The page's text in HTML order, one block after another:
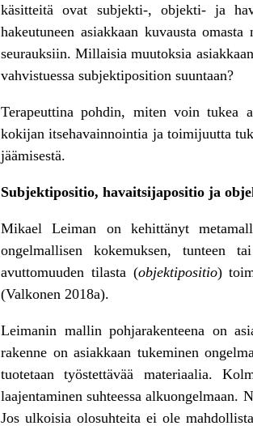
käsitteitä ovat subjekti-, objekti- ja
hakeutuneen asiakkaan kuvausta
seurauksiin. Millaisia muutoksia
vahvistuessa subjektiposition suuntaan?
Terapeuttina pohdin, miten voin tukea
kokijan itsehavainnointia ja toimijuutta
jäämisestä.
Subjektipositio, havaitsijapositio ja
Mikael Leiman on kehittänyt
ongelmallisen kokemuksen, tunteen
avuttomuuden tilasta (objektipositio)
(Valkonen 2018a).
Leimanin mallin pohjarakenteena on
rakenne on asiakkaan tukeminen
tuotetaan työstettävää materiaalia.
laajentaminen suhteessa alkuongelmaan.
Jos ulkoisia olosuhteita ei ole